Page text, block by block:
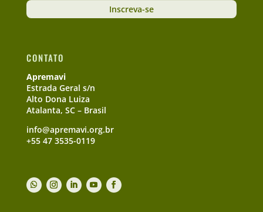
Inscreva-se
CONTATO
Apremavi
Estrada Geral s/n
Alto Dona Luiza
Atalanta, SC – Brasil
info@apremavi.org.br
+55 47 3535-0119